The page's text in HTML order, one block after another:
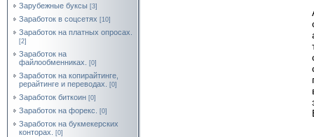
Зарубежные буксы [3]
Заработок в соцсетях [10]
Заработок на платных опросах.
[2]
Заработок на
файлообменниках.
[0]
Заработок на копирайтинге,
рерайтинге и переводах.
[0]
Заработок биткоин [0]
Заработок на форекс. [0]
Заработок на букмекерских
конторах.
[0]